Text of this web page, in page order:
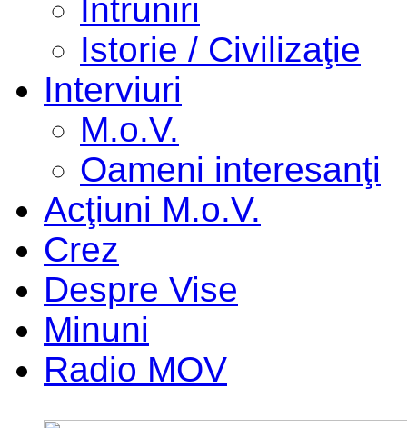
Întruniri
Istorie / Civilizaţie
Interviuri
M.o.V.
Oameni interesanţi
Acţiuni M.o.V.
Crez
Despre Vise
Minuni
Radio MOV